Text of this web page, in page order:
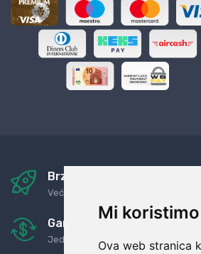
Mi
Ova web stranica
Brza i sigurna dostava
Već za nekoliko dana kod vas
Garancija u povrat novaca
Jednostavno pravilo: Roba za